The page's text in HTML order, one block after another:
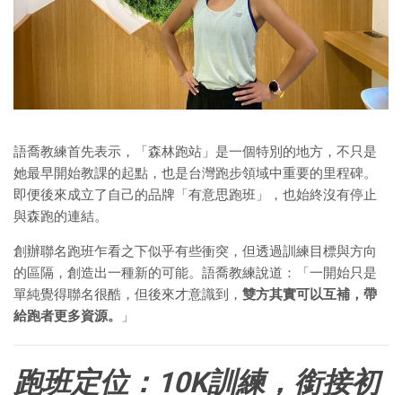
語喬教練首先表示，「森林跑站」是一個特別的地方，不只是
她最早開始教課的起點，也是台灣跑步領域中重要的里程碑。
即便後來成立了自己的品牌「有意思跑班」，也始終沒有停止
與森跑的連結。
創辦聯名跑班乍看之下似乎有些衝突，但透過訓練目標與方向
的區隔，創造出一種新的可能。語喬教練說道：「一開始只是
單純覺得聯名很酷，但後來才意識到， 雙方其實可以互補，帶
給跑者更多資源。
」
跑班定位： 10K訓練，銜接初